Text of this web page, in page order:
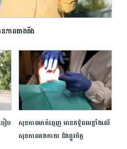
នភាពតាងតឹង
ៀប
សុខភាពមាត់ធ្មេញ មានឥទ្ធិពលខ្លាំងលើ
សុខភាពរាងកាយ និងផ្លូវចិត្ត